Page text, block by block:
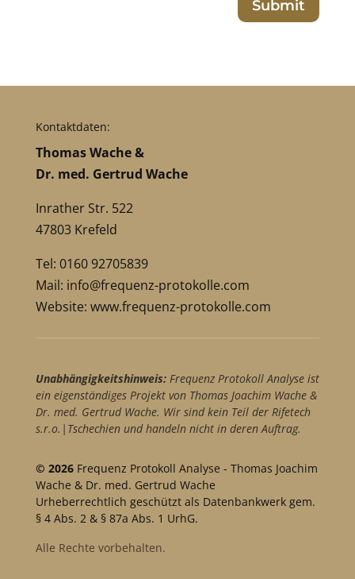
Submit
Kontaktdaten:
Thomas Wache &
Dr. med. Gertrud Wache
Inrather Str. 522
47803 Krefeld
Tel: 0160 92705839
Mail: info@frequenz-protokolle.com
Website: www.frequenz-protokolle.com
Unabhängigkeitshinweis:Frequenz Protokoll Analyse ist
ein eigenständiges Projekt von Thomas Joachim Wache &
Dr. med. Gertrud Wache. Wir sind kein Teil der Rifetech
s.r.o.|Tschechien und handeln nicht in deren Auftrag.
© 2026 Frequenz Protokoll Analyse - Thomas Joachim
Wache & Dr. med. Gertrud Wache
Urheberrechtlich geschützt als Datenbankwerk gem.
§ 4 Abs. 2 & § 87a Abs. 1 UrhG.
Alle Rechte vorbehalten.